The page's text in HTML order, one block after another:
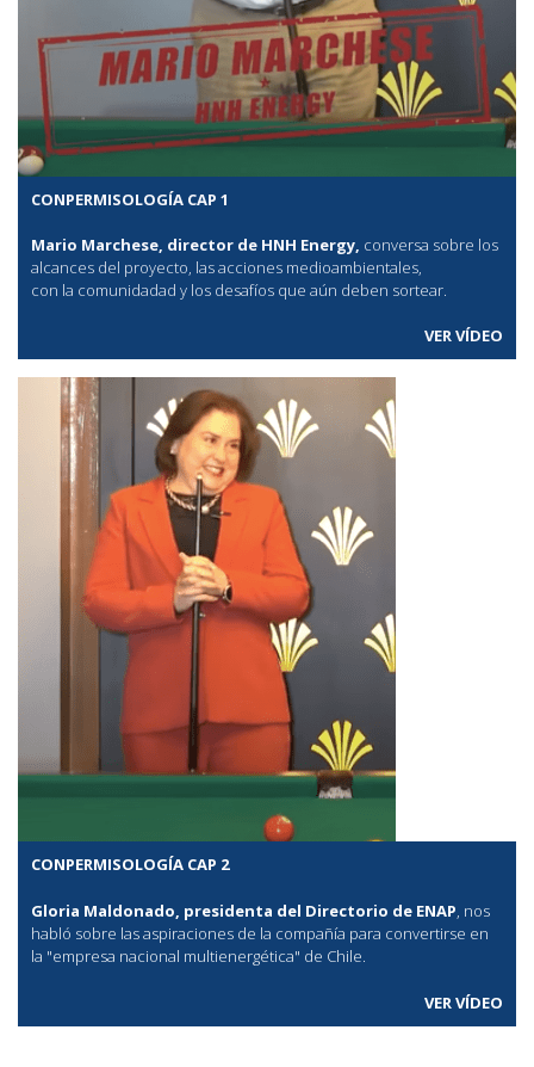
CONPERMISOLOGÍA CAP 1
Mario Marchese, director de HNH Energy, conversa sobre los
alcances del proyecto, las acciones medioambientales,
con la comunidadad y los desafíos que aún deben sortear.
VER VÍDEO
CONPERMISOLOGÍA CAP 2
Gloria Maldonado, presidenta del Directorio de ENAP, nos
habló sobre las aspiraciones de la compañía para convertirse en
la "empresa nacional multienergética" de Chile.
VER VÍDEO